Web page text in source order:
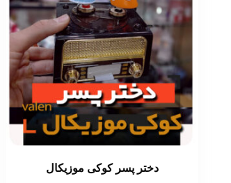
دختر پسر کوکی موزیکال